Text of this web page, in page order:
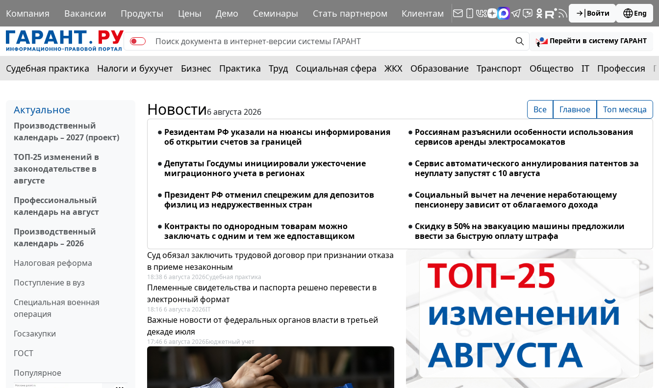
Компания Вакансии Продукты Цены Демо Семинары Стать партнером Клиентам Войти Eng
Перейти в систему ГАРАНТ
Судебная практика Налоги и бухучет Бизнес Практика Труд Социальная сфера ЖКХ Образование Транспорт Общество IT Профессия
Актуальное
Производственный
календарь – 2027 (проект)
ТОП-25 изменений в
законодательстве в
августе
Профессиональный
календарь на август
Производственный
календарь – 2026
Налоговая реформа
Поступление в вуз
Специальная военная
операция
Госзакупки
ГОСТ
Популярное
Новости6 августа 2026 Все Главное Топ месяца
Резидентам РФ указали на нюансы информирования
об открытии счетов за границей
Россиянам разъяснили особенности использования
сервисов аренды электросамокатов
Депутаты Госдумы инициировали ужесточение
миграционного учета в регионах
Сервис автоматического аннулирования патентов за
неуплату запустят с 10 августа
Президент РФ отменил спецрежим для депозитов
физлиц из недружественных стран
Социальный вычет на лечение неработающему
пенсионеру зависит от облагаемого дохода
Контракты по однородным товарам можно
заключать с одним и тем же едпоставщиком
Скидку в 50% на эвакуацию машины предложили
ввести за быструю оплату штрафа
Суд обязал заключить трудовой договор при признании отказа
в приеме незаконным
18:38 6 августа 2026Судебная практика
Племенные свидетельства и паспорта решено перевести в
электронный формат
18:16 6 августа 2026IT
Важные новости от федеральных органов власти в третьей
декаде июля
17:46 6 августа 2026Бюджетный учет